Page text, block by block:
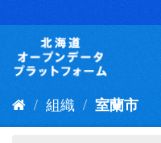
キ
組織 室蘭市